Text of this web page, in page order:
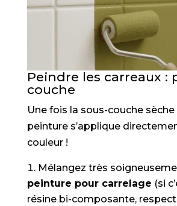
Peindre les carreaux :
couche
Une fois la sous-couche
peinture s’applique
couleur !
Mélangez très
peinture pour carrelage (si
résine bi-composante,